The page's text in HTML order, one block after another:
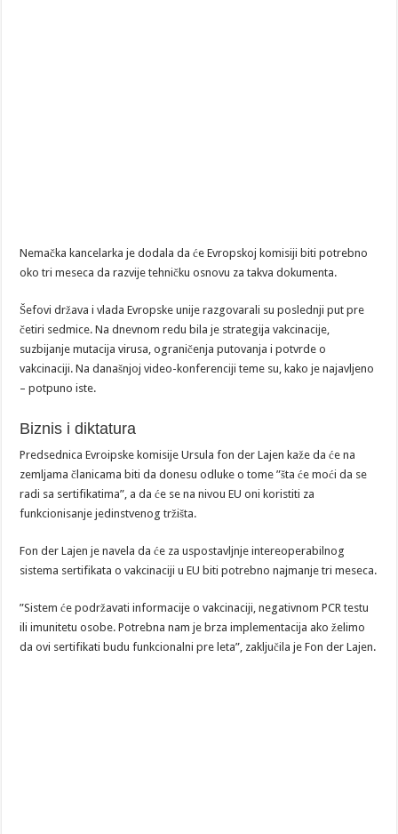
Nemačka kancelarka je dodala da će Evropskoj komisiji biti potrebno
oko tri meseca da razvije tehničku osnovu za takva dokumenta.
Šefovi država i vlada Evropske unije razgovarali su poslednji put pre
četiri sedmice. Na dnevnom redu bila je strategija vakcinacije,
suzbijanje mutacija virusa, ograničenja putovanja i potvrde o
vakcinaciji. Na današnjoj video-konferenciji teme su, kako je najavljeno
– potpuno iste.
Biznis i diktatura
Predsednica Evroipske komisije Ursula fon der Lajen kaže da će na
zemljama članicama biti da donesu odluke o tome ”šta će moći da se
radi sa sertifikatima”, a da će se na nivou EU oni koristiti za
funkcionisanje jedinstvenog tržišta.
Fon der Lajen je navela da će za uspostavljnje intereoperabilnog
sistema sertifikata o vakcinaciji u EU biti potrebno najmanje tri meseca.
”Sistem će podržavati informacije o vakcinaciji, negativnom PCR testu
ili imunitetu osobe. Potrebna nam je brza implementacija ako želimo
da ovi sertifikati budu funkcionalni pre leta”, zaključila je Fon der Lajen.